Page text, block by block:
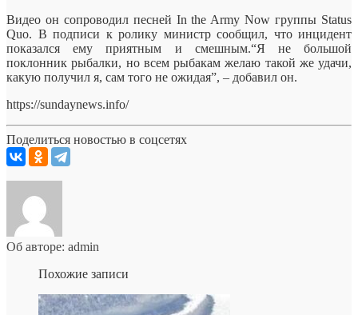
Видео он сопроводил песней In the Army Now группы Status
Quo. В подписи к ролику министр сообщил, что инцидент
показался ему приятным и смешным.“Я не большой
поклонник рыбалки, но всем рыбакам желаю такой же удачи,
какую получил я, сам того не ожидая”, – добавил он.
https://sundaynews.info/
Поделиться новостью в соцсетях
Об авторе: admin
Похожие записи